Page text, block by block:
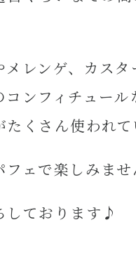
メレンゲ、カス
ンフィチュー
たくさん使われ
ェで楽しみま
しております♪